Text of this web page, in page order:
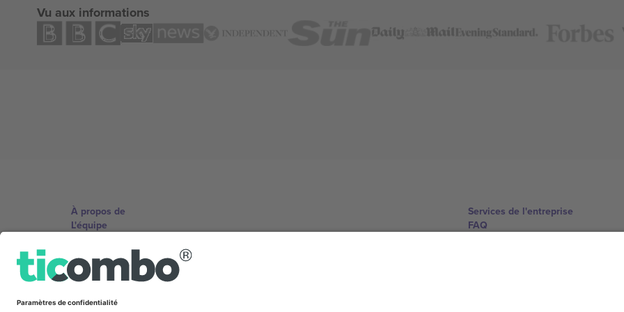
Vu aux informations
À propos de
L'équipe
Conditions générales
Programme d'affiliation
Services de l'entreprise
FAQ